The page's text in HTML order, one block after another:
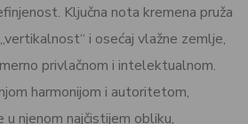
Ključna nota kremena pruža
i osećaj vlažne zemlje,
privlačnom i intelektualnom.
harmonijom i autoritetom,
u njenom najčistijem obliku,